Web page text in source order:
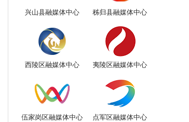
兴山县融媒体中心 秭归县融媒体中心
西陵区融媒体中心 夷陵区融媒体中心
伍家岗区融媒体中心 点军区融媒体中心